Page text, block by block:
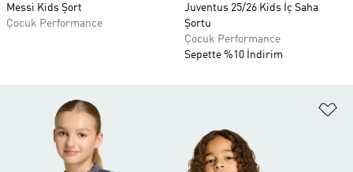
Messi Kids Şort
Çocuk Performance
Juventus 25/26 Kids İç Saha
Şortu
Çocuk Performance
Sepette %10 İndirim